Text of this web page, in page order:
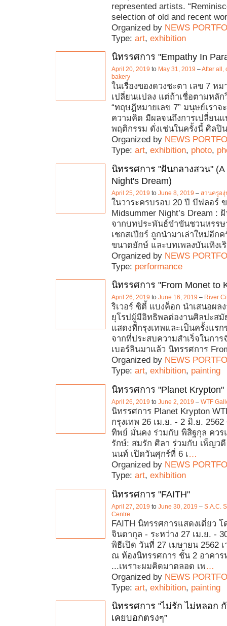
represented artists.
selection of old and recent
Organized by NEWS
Type: art, exhibition
นิทรรศการ "Empathy In
April 20, 2019 to May 31, 2019 –After all,
bakery
ในเรื่องของดวงชะตา เลข 7 หม
เปลี่ยนแปลง แต่ถ้าเชื่อตามหลั
“ทฤษฎีหมายเลข 7” มนุษย์เราจ
ความคิด มีผลจนถึงการเปลี่ยนแ
พฤติกรรม ดั่งเช่นในครั้งนี้ ศิลปิ
Organized by NEWS
Type: art, exhibition, photo,
นิทรรศการ "ฝันกลางสวน" (A
Night's Dream)
April 25, 2019 to June 8, 2019 – สวนครูองุ่
ในวาระครบรอบ 20 ปี บีฟลอร์ ข
Midsummer Night’s Dream :
จากบทประพันธ์ขำขันชวนหรรษ
เชกสเปียร์ ถูกนำมาเล่าใหม่อีก
ขนาดยักษ์ และบทเพลงบันเทิงเริ
Organized by NEWS
Type: performance
นิทรรศการ "From Monet to
April 26, 2019 to June 16, 2019 – River
ริเวอร์ ซิตี้ แบงค็อก นำเสนอผล
ยุโรปผู้มีอิทธิพลต่องานศิลปะส
แสดงที่กรุงเทพและเป็นครั้งแรก
จากที่ประสบความสำเร็จในกา
เบอร์ลินมาแล้ว นิทรรศการ
Organized by NEWS
Type: art, exhibition, painting
นิทรรศการ "Planet Krypton"
April 26, 2019 to June 2, 2019 – WTF
นิทรรศการ Planet Krypton
กรุงเทพ 26 เม.ย. - 2 มิ.ย.
ทิพย์ มั่นคง ร่วมกับ พิสิฐกุล คว
รักษ์: สมรัก ศิลา ร่วมกับ เพ็ญว
นนท์ เปิดวันศุกร์ที่ 6 เ…
Organized by NEWS
Type: art, exhibition
นิทรรศการ "FAITH"
April 27, 2019 to June 30, 2019 – S.A.C.
Centre
FAITH นิทรรศการแสดงเดี่ยว
จินดากุล - ระหว่าง 27 เม.ย. -
พิธีเปิด วันที่ 27 เมษายน 2562
ณ ห้องนิทรรศการ ชั้น 2 อาคาร
...เพราะผมคิดมาตลอด เพ…
Organized by NEWS
Type: art, exhibition, painting
นิทรรศการ "ไม่รัก ไม่หลอก
เคยบอกตรงๆ”